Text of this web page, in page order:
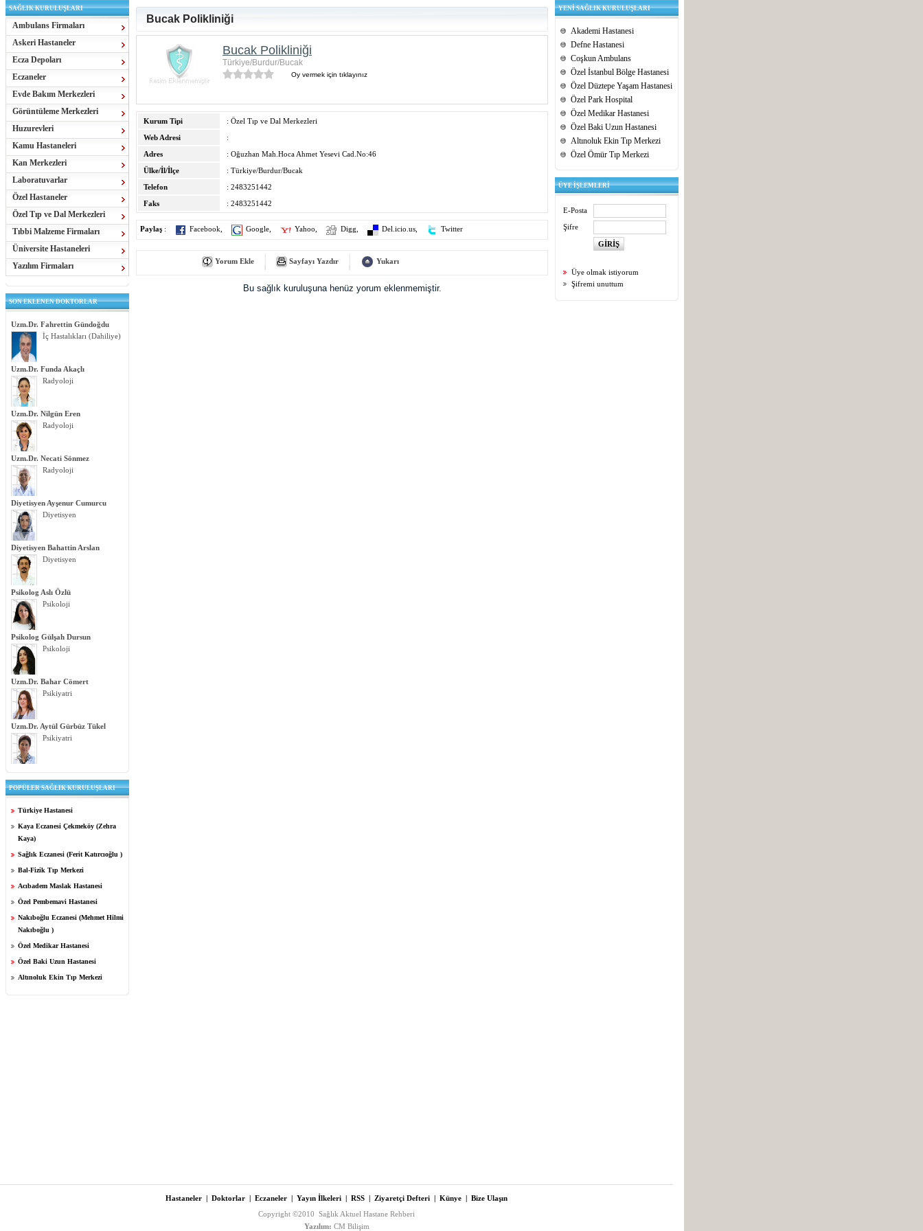
SAĞLIK KURULUŞLARI
Ambulans Firmaları
Askeri Hastaneler
Ecza Depoları
Eczaneler
Evde Bakım Merkezleri
Görüntüleme Merkezleri
Huzurevleri
Kamu Hastaneleri
Kan Merkezleri
Laboratuvarlar
Özel Hastaneler
Özel Tıp ve Dal Merkezleri
Tıbbi Malzeme Firmaları
Üniversite Hastaneleri
Yazılım Firmaları
SON EKLENEN DOKTORLAR
Uzm.Dr. Fahrettin Gündoğdu
İç Hastalıkları (Dahiliye)
Uzm.Dr. Funda Akaçlı
Radyoloji
Uzm.Dr. Nilgün Eren
Radyoloji
Uzm.Dr. Necati Sönmez
Radyoloji
Diyetisyen Ayşenur Cumurcu
Diyetisyen
Diyetisyen Bahattin Arslan
Diyetisyen
Psikolog Aslı Özlü
Psikoloji
Psikolog Gülşah Dursun
Psikoloji
Uzm.Dr. Bahar Cömert
Psikiyatri
Uzm.Dr. Aytül Gürbüz Tükel
Psikiyatri
POPÜLER SAĞLIK KURULUŞLARI
Türkiye Hastanesi
Kaya Eczanesi Çekmeköy (Zehra
Kaya)
Sağlık Eczanesi (Ferit Katırcıoğlu )
Bal-Fizik Tıp Merkezi
Acıbadem Maslak Hastanesi
Özel Pembemavi Hastanesi
Nakıboğlu Eczanesi (Mehmet Hilmi
Nakıboğlu )
Özel Medikar Hastanesi
Özel Baki Uzun Hastanesi
Altınoluk Ekin Tıp Merkezi
Bucak Polikliniği
Bucak Polikliniği
Türkiye/Burdur/Bucak
Oy vermek için tıklayınız
Kurum Tipi
: Özel Tıp ve Dal Merkezleri
Web Adresi
:
Adres
: Oğuzhan Mah.Hoca Ahmet Yesevi Cad.No:46
Ülke/İl/İlçe
: Türkiye/Burdur/Bucak
Telefon
: 2483251442
Faks
: 2483251442
Paylaş : Facebook Google Yahoo Digg Del.icio.us Twitter
Yorum Ekle Sayfayı Yazdır Yukarı
Bu sağlık kuruluşuna henüz yorum eklenmemiştir.
YENİ SAĞLIK KURULUŞLARI
Akademi Hastanesi
Defne Hastanesi
Coşkun Ambulans
Özel İstanbul Bölge Hastanesi
Özel Düztepe Yaşam Hastanesi
Özel Park Hospital
Özel Medikar Hastanesi
Özel Baki Uzun Hastanesi
Altınoluk Ekin Tıp Merkezi
Özel Ömür Tıp Merkezi
ÜYE İŞLEMLERİ
E-Posta
Şifre
Üye olmak istiyorum
Şifremi unuttum
Hastaneler | Doktorlar | Eczaneler | Yayın İlkeleri | RSS | Ziyaretçi Defteri | Künye | Bize Ulaşın
Copyright ©2010 Sağlık Aktuel Hastane Rehberi
Yazılım: CM Bilişim